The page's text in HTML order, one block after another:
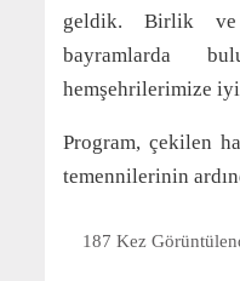
geldik. Birlik
bayramlarda
hemşehrilerimize
Program, çekilen
temennilerinin
187 Kez